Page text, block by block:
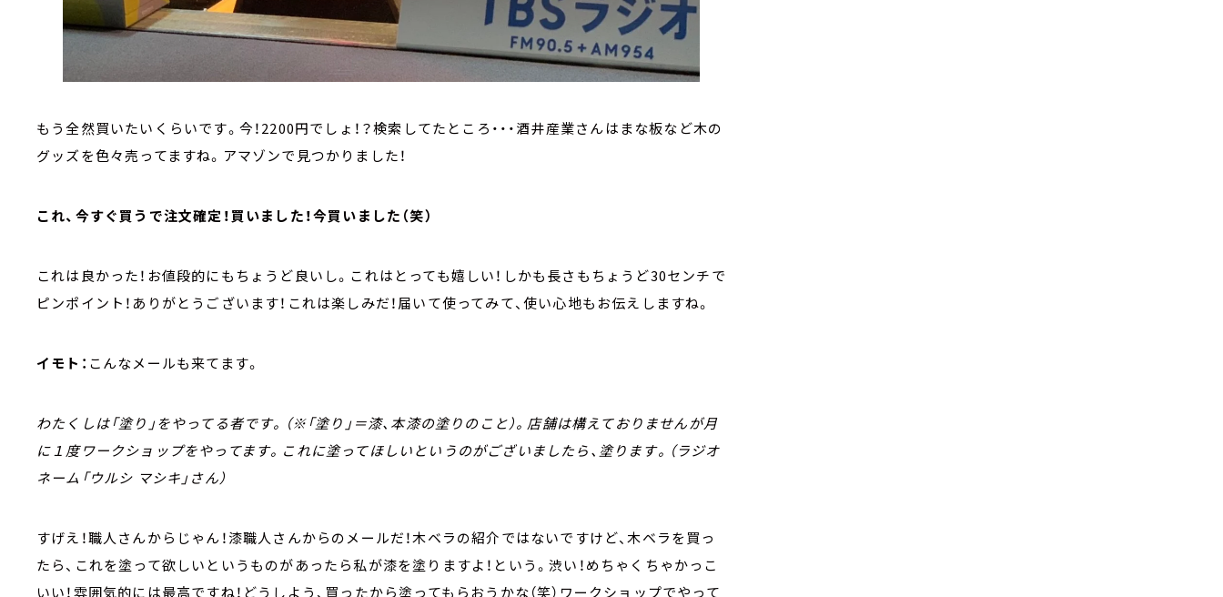
もう全然買いたいくらいです。今！2200円でしょ！？検索してたところ・・・酒井産業さんはまな板など木の
グッズを色々売ってますね。アマゾンで見つかりました！
これ、今すぐ買うで注文確定！買いました！今買いました（笑）
これは良かった！お値段的にもちょうど良いし。これはとっても嬉しい！しかも長さもちょうど30センチで
ピンポイント！ありがとうございます！これは楽しみだ！届いて使ってみて、使い心地もお伝えしますね。
イモト： こんなメールも来てます。
わたくしは「塗り」をやってる者です。（※「塗り」＝漆、本漆の塗りのこと）。店舗は構えておりませんが月
に１度ワークショップをやってます。これに塗ってほしいというのがございましたら、塗ります。（ラジオ
ネーム「ウルシ マシキ」さん）
すげえ！職人さんからじゃん！漆職人さんからのメールだ！木ベラの紹介ではないですけど、木ベラを買っ
たら、これを塗って欲しいというものがあったら私が漆を塗りますよ！という。渋い！めちゃくちゃかっこ
いい！雰囲気的には最高ですね！どうしよう、買ったから塗ってもらおうかな（笑）ワークショップでやって